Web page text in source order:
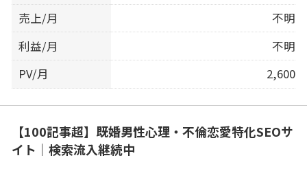
売上/月
不明
利益/月
不明
PV/月
2,600
【100記事超】既婚男性心理・不倫恋愛特化SEOサ
イト｜検索流入継続中